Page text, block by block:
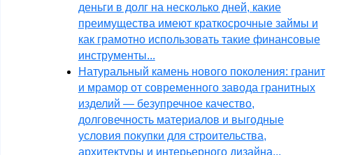
деньги в долг на несколько дней, какие
преимущества имеют краткосрочные займы и
как грамотно использовать такие финансовые
инструменты...
Натуральный камень нового поколения: гранит
и мрамор от современного завода гранитных
изделий — безупречное качество,
долговечность материалов и выгодные
условия покупки для строительства,
архитектуры и интерьерного дизайна...